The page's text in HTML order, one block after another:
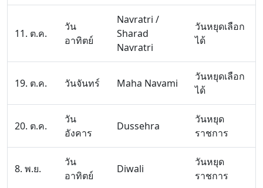
11. ต.ค.
วัน
อาทิตย์
Navratri /
Sharad
Navratri
วันหยุดเลือก
ได้
19. ต.ค. วันจันทร์ Maha Navami
วันหยุดเลือก
ได้
20. ต.ค.
วัน
อังคาร
Dussehra
วันหยุด
ราชการ
8. พ.ย.
วัน
อาทิตย์
Diwali
วันหยุด
ราชการ